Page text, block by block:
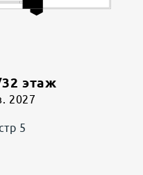
32 этаж
2027
5